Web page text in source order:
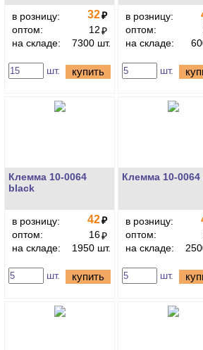
в розницу: 32₽
оптом:
12₽
на складе:
7300 шт.
шт. купить
в розницу:
оптом:
на складе:
шт.
Клемма 10-0064
black
в розницу: 42₽
оптом:
16₽
на складе:
1950 шт.
шт. купить
Клемма 10-0064
в розницу:
оптом:
на складе:
шт.